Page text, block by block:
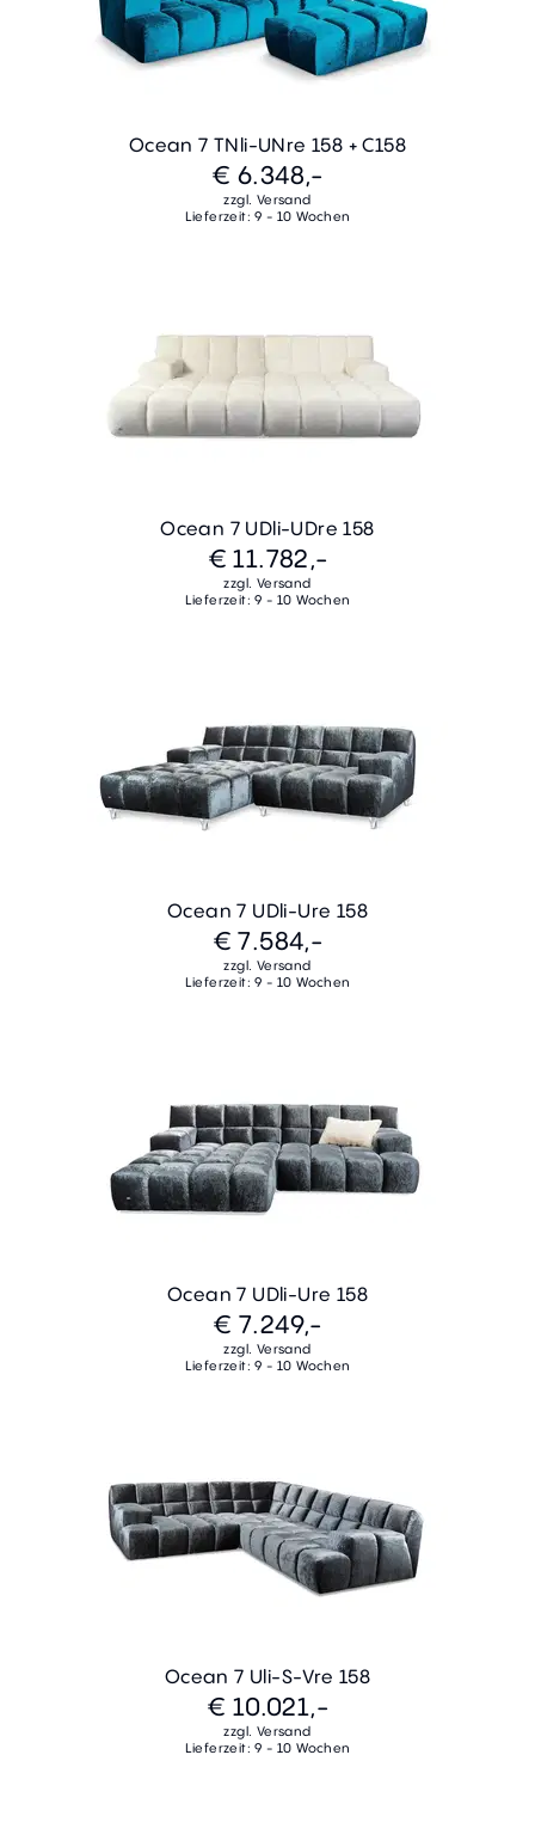
Ocean 7 TNli-UNre 158 + C158
€ 6.348,-
zzgl. Versand
Lieferzeit: 9 - 10 Wochen
Ocean 7 UDli-UDre 158
€ 11.782,-
zzgl. Versand
Lieferzeit: 9 - 10 Wochen
Ocean 7 UDli-Ure 158
€ 7.584,-
zzgl. Versand
Lieferzeit: 9 - 10 Wochen
Ocean 7 UDli-Ure 158
€ 7.249,-
zzgl. Versand
Lieferzeit: 9 - 10 Wochen
Ocean 7 Uli-S-Vre 158
€ 10.021,-
zzgl. Versand
Lieferzeit: 9 - 10 Wochen